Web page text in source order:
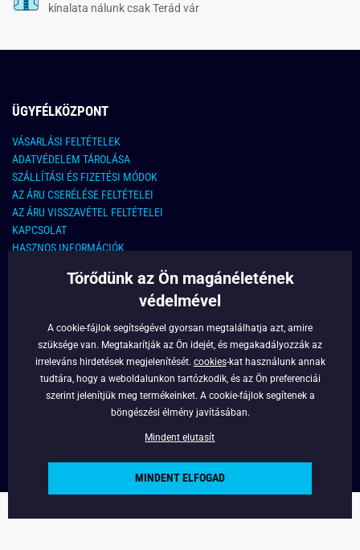
kínalata nálunk csak Terád vár
ÜGYFÉLKÖZPONT
VÁSARLÁSI FELTÉTELEK
ADATVÉDELEM TÁROLÁSA
SZÁLLÍTÁSI ÉS FIZETÉSI MÓDOK
AZ ÁRU CSERÉLÉSE FELTÉTELEI
AZ ÁRU VISSZAVÉTEL FELTÉTELEI
KAPCSOLAT
HASZNOS INFORMÁCIÓK
KAPCSOLAT
info@legyferfi.hu
FONTOS INFORMÁCIÓK
RÓLUNK
Törődünk az Ön magánéletének
védelmével
A cookie-fájlok segítségével gyorsan megtalálhatja azt, amire
szüksége van. Megtakarítják az Ön idejét, és megakadályozzák az
irreleváns hirdetések megjelenítését. cookies-kat használunk annak
tudtára, hogy a weboldalunkon tartózkodik, és az Ön preferenciái
szerint jelenítjük meg termékeinket. A cookie-fájlok segítenek a
böngészési élmény javításában.
Mindent elutasít
MINDENT ELFOGAD